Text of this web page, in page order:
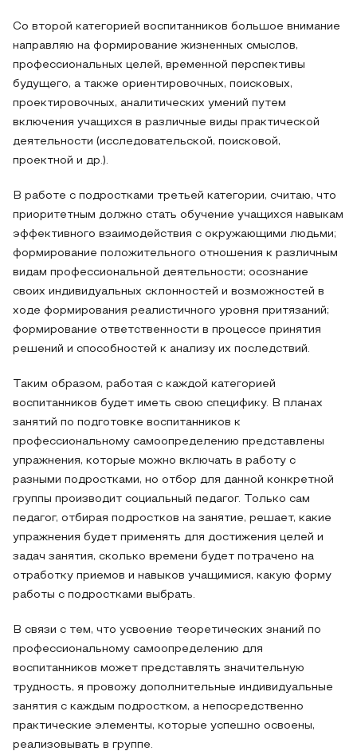
Со второй категорией воспитанников большое внимание
направляю на формирование жизненных смыслов,
профессиональных целей, временной перспективы
будущего, а также ориентировочных, поисковых,
проектировочных, аналитических умений путем
включения учащихся в различные виды практической
деятельности (исследовательской, поисковой,
проектной и др.).
В работе с подростками третьей категории, считаю, что
приоритетным должно стать обучение учащихся навыкам
эффективного взаимодействия с окружающими людьми;
формирование положительного отношения к различным
видам профессиональной деятельности; осознание
своих индивидуальных склонностей и возможностей в
ходе формирования реалистичного уровня притязаний;
формирование ответственности в процессе принятия
решений и способностей к анализу их последствий.
Таким образом, работая с каждой категорией
воспитанников будет иметь свою специфику. В планах
занятий по подготовке воспитанников к
профессиональному самоопределению представлены
упражнения, которые можно включать в работу с
разными подростками, но отбор для данной конкретной
группы производит социальный педагог. Только сам
педагог, отбирая подростков на занятие, решает, какие
упражнения будет применять для достижения целей и
задач занятия, сколько времени будет потрачено на
отработку приемов и навыков учащимися, какую форму
работы с подростками выбрать.
В связи с тем, что усвоение теоретических знаний по
профессиональному самоопределению для
воспитанников может представлять значительную
трудность, я провожу дополнительные индивидуальные
занятия с каждым подростком, а непосредственно
практические элементы, которые успешно освоены,
реализовывать в группе.